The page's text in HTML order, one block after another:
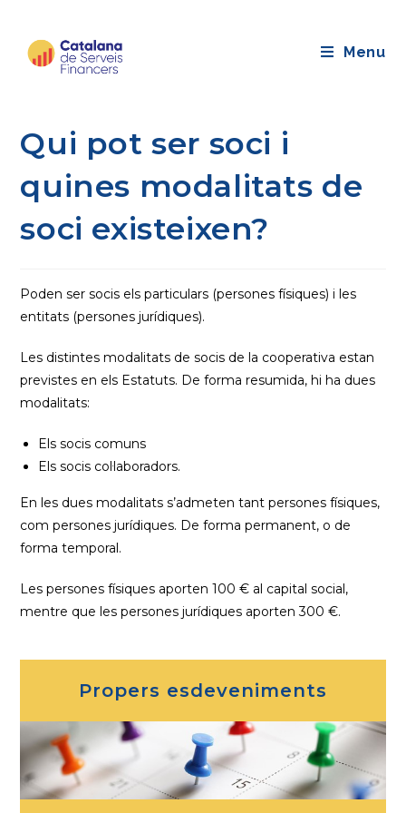
contingut
Menu
Qui pot ser soci i
quines modalitats de
soci existeixen?
Poden ser socis els particulars (persones físiques) i les
entitats (persones jurídiques).
Les distintes modalitats de socis de la cooperativa estan
previstes en els Estatuts. De forma resumida, hi ha dues
modalitats:
Els socis comuns
Els socis col·laboradors.
En les dues modalitats s’admeten tant persones físiques,
com persones jurídiques. De forma permanent, o de
forma temporal.
Les persones físiques aporten 100 € al capital social,
mentre que les persones jurídiques aporten 300 €.
Propers esdeveniments